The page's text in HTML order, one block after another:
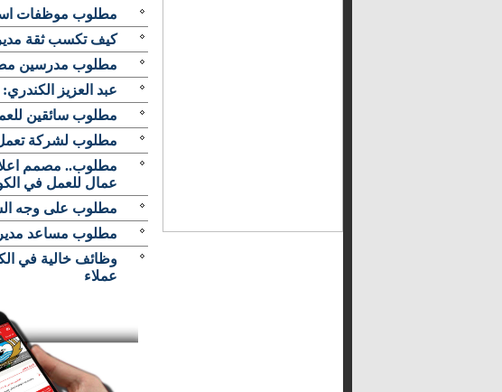
مطلوب موظفات
كيف تكسب ثقة
مطلوب مدرسين
عبد العزيز
مطلوب سائقين
مطلوب لشركة
مطلوب.. مصمم
عمال للعمل في
مطلوب على وجه
مطلوب مساعد
عملاء